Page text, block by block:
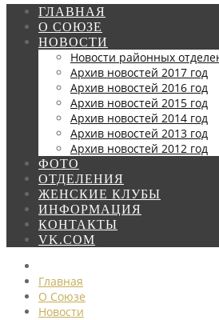
ГЛАВНАЯ
О СОЮЗЕ
НОВОСТИ
Новости районных
Архив новостей 2017 год
Архив новостей 2016 год
Архив новостей 2015 год
Архив новостей 2014 год
Архив новостей 2013 год
Архив новостей 2012 год
ФОТО
ОТДЕЛЕНИЯ
ЖЕНСКИЕ КЛУБЫ
ИНФОРМАЦИЯ
КОНТАКТЫ
VK.COM
Главная
О Союзе
Новости